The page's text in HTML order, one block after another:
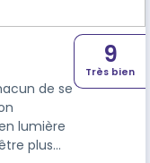
de se
lumière
plus
9
Très bien